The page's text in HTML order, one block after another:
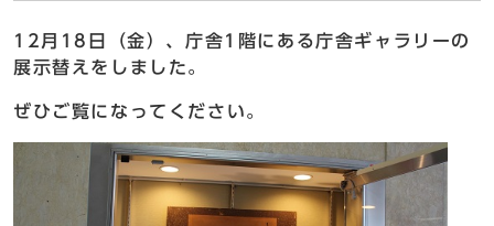
12月18日（金）、庁舎1階にある庁舎ギャラリーの
展示替えをしました。
ぜひご覧になってください。